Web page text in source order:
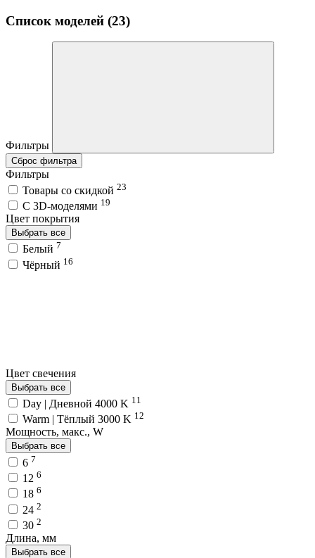
Список моделей (23)
Фильтры
Сброс фильтра
Фильтры
Товары со скидкой 23
C 3D-моделями 19
Цвет покрытия
Выбрать все
Белый 7
Чёрный 16
Цвет свечения
Выбрать все
Day | Дневной 4000 K 11
Warm | Тёплый 3000 K 12
Мощность, макс., W
Выбрать все
6 7
12 6
18 6
24 2
30 2
Длина, мм
Выбрать все